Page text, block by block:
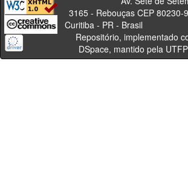
3165 - Rebouças CEP 80230-
Curitiba - PR -
Repositório, implementado
DSpace, mantido pela